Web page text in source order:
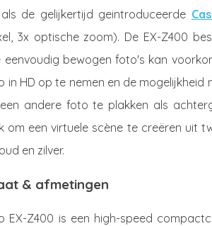
de gelijkertijd geintroduceerde
3x optische zoom). De EX-Z400
bewogen foto's kan
in HD op te nemen en de
andere foto te plakken als
om een virtuele scène te creëren uit
en zilver.
& afmetingen
EX-Z400 is een high-speed